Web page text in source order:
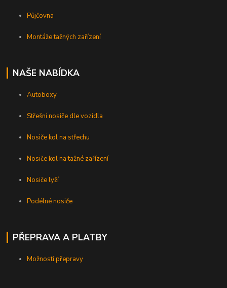
Půjčovna
Montáže tažných zařízení
NAŠE NABÍDKA
Autoboxy
Střešní nosiče dle vozidla
Nosiče kol na střechu
Nosiče kol na tažné zařízení
Nosiče lyží
Podélné nosiče
PŘEPRAVA A PLATBY
Možnosti přepravy